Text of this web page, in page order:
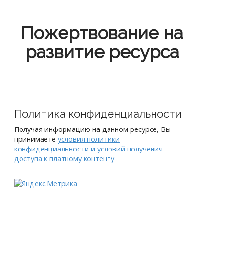
Пожертвование на
развитие ресурса
Политика конфиденциальности
Получая информацию на данном ресурсе, Вы
принимаете условия политики
конфиденциальности и условий получения
доступа к платному контенту